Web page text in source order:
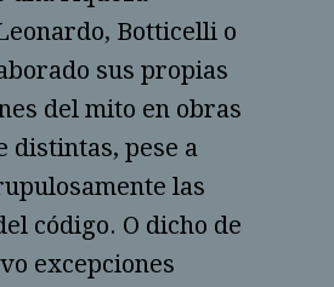
Botticelli o
sus propias
del mito en obras
distintas, pese a
las
código. O dicho de
excepciones